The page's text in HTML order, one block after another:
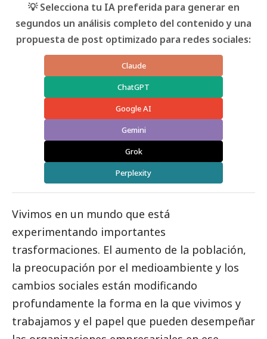
💡 Selecciona tu IA preferida para generar en
segundos un análisis completo del contenido y una
propuesta de post optimizado para redes sociales:
Claude
ChatGPT
Google AI
Gemini
Grok
Perplexity
Vivimos en un mundo que está
experimentando importantes
trasformaciones. El aumento de la población,
la preocupación por el medioambiente y los
cambios sociales están modificando
profundamente la forma en la que vivimos y
trabajamos y el papel que pueden desempeñar